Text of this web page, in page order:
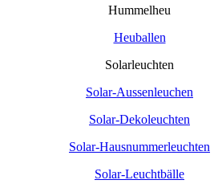
Hummelheu
Heuballen
Solarleuchten
Solar-Aussenleuchen
Solar-Dekoleuchten
Solar-Hausnummerleuchten
Solar-Leuchtbälle